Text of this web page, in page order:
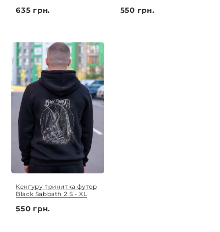
635 грн. 550 грн.
Кенгуру тринитка футер
Black Sabbath 2 S - XL
550 грн.